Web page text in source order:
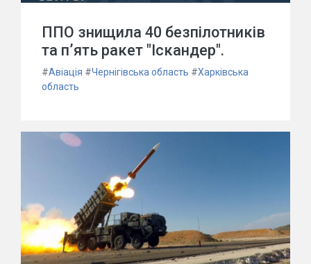
ППО знищила 40 безпілотників
та п’ять ракет "Іскандер".
#Авіація #Чернігівська область #Харківська
область